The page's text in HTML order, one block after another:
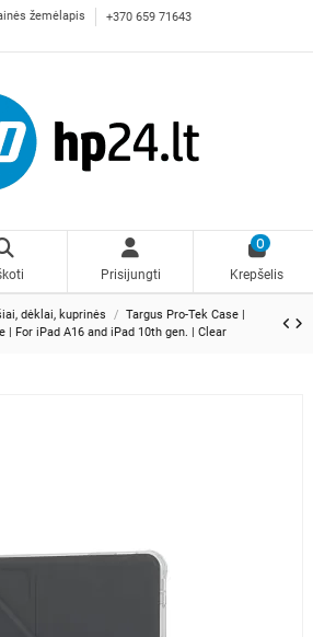
žemėlapis
+370 659 71643
Prisijungti
0
Krepšelis
dėklai, kuprinės
Targus Pro-Tek Case |
| For iPad A16 and iPad 10th gen. | Clear